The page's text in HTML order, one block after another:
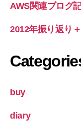
AWS関連ブログ
2012年振り返り
buy
diary